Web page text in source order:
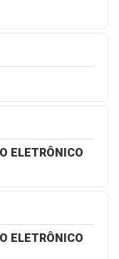
ELETRÔNICO
ELETRÔNICO